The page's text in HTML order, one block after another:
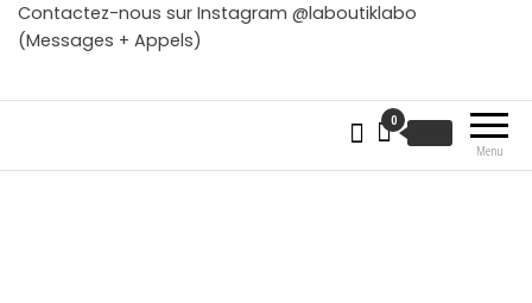
Contactez-nous sur Instagram @laboutiklabo
(Messages + Appels)
Menu
0